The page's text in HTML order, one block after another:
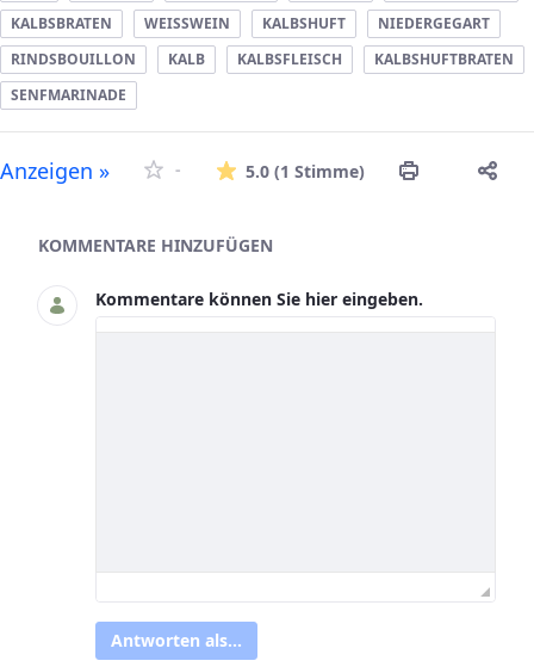
KALBSBRATEN
WEISSWEIN KALBSHUFT
NIEDERGEGART
RINDSBOUILLON
KALB KALBSFLEISCH
KALBSHUFTBRATEN
SENFMARINADE
Anzeigen » - 5.0 (1 Stimme) Die
Asset-Herausgeber
KOMMENTARE HINZUFÜGEN
Kommentare können Sie hier eingeben.
Antworten als...